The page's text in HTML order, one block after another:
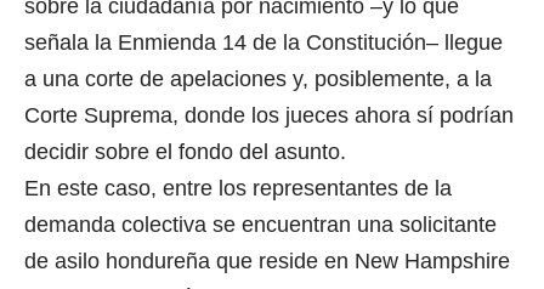
sobre la ciudadanía por nacimiento –y lo que
señala la Enmienda 14 de la Constitución– llegue
a una corte de apelaciones y, posiblemente, a la
Corte Suprema, donde los jueces ahora sí podrían
decidir sobre el fondo del asunto.
En este caso, entre los representantes de la
demanda colectiva se encuentran una solicitante
de asilo hondureña que reside en New Hampshire